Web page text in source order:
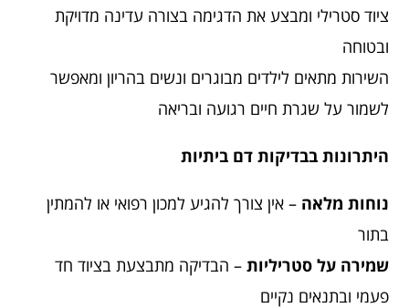
ציוד סטרילי ומבצע את הדגימה בצורה עדינה מדויקת
ובטוחה
השירות מתאים לילדים מבוגרים ונשים בהריון ומאפשר
לשמור על שגרת חיים רגועה ובריאה
היתרונות בבדיקות דם ביתיות
נוחות מלאה – אין צורך להגיע למכון רפואי או להמתין
בתור
שמירה על סטריליות – הבדיקה מתבצעת בציוד חד
פעמי ובתנאים נקיים